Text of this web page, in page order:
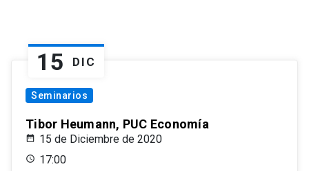
15 DIC
Seminarios
Tibor Heumann, PUC Economía
15 de Diciembre de 2020
17:00